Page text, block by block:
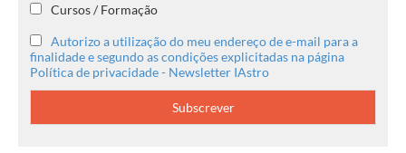
Cursos / Formação
Autorizo a utilização do meu endereço de e-mail para a
finalidade e segundo as condições explicitadas na página
Política de privacidade - Newsletter IAstro